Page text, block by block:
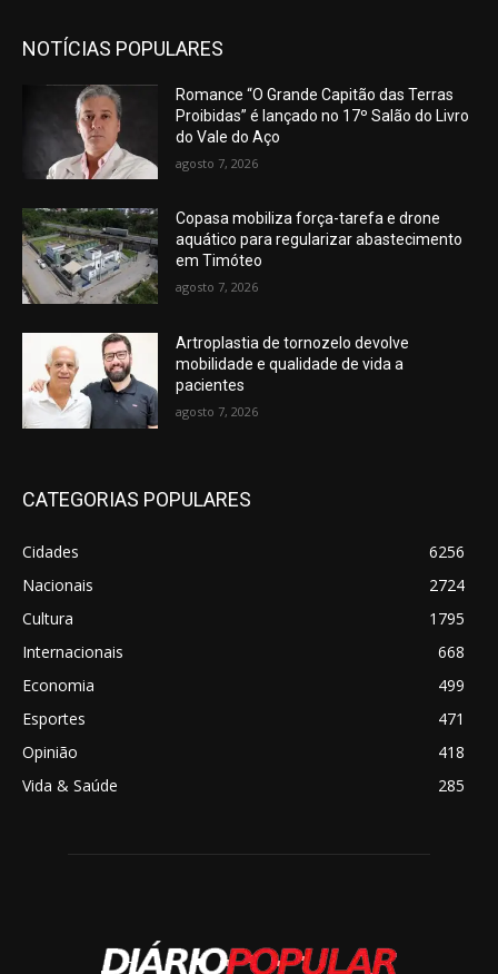
NOTÍCIAS POPULARES
Romance “O Grande Capitão das Terras
Proibidas” é lançado no 17º Salão do Livro
do Vale do Aço
agosto 7, 2026
Copasa mobiliza força-tarefa e drone
aquático para regularizar abastecimento
em Timóteo
agosto 7, 2026
Artroplastia de tornozelo devolve
mobilidade e qualidade de vida a
pacientes
agosto 7, 2026
CATEGORIAS POPULARES
Cidades
6256
Nacionais
2724
Cultura
1795
Internacionais
668
Economia
499
Esportes
471
Opinião
418
Vida & Saúde
285